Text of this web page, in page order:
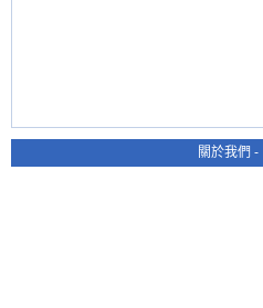
關於我們 -